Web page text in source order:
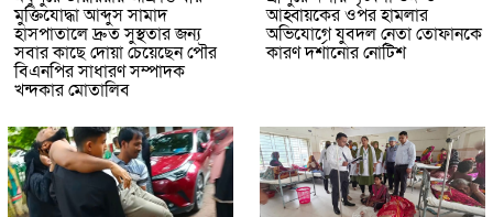
মুক্তিযোদ্ধা আব্দুস সামাদ
হাসপাতালে দ্রুত সুস্থতার জন্য
সবার কাছে দোয়া চেয়েছেন পৌর
বিএনপির সাধারণ সম্পাদক
খন্দকার মোতালিব
আহ্বায়কের ওপর হামলার
অভিযোগে যুবদল নেতা তোফানকে
কারণ দর্শানোর নোটিশ